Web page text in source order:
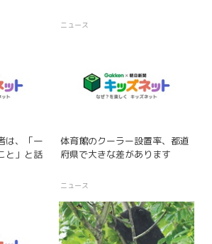
ニュース
は、「一
と」と話
体育館のクーラー設置率、都道
府県で大きな差があります
ニュース